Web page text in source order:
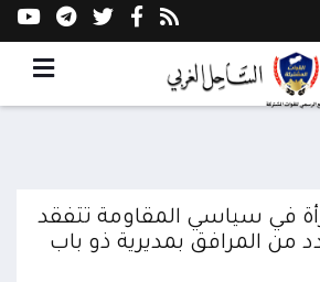
في سياسي المقاومة تتفقد
من المرافق بمديرية ذو باب